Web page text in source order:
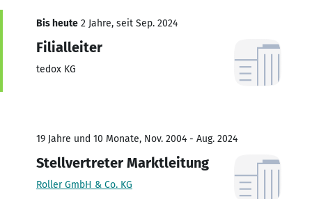
Bis heute 2 Jahre, seit Sep. 2024
Filialleiter
tedox KG
19 Jahre und 10 Monate, Nov. 2004 - Aug. 2024
Stellvertreter Marktleitung
Roller GmbH & Co. KG